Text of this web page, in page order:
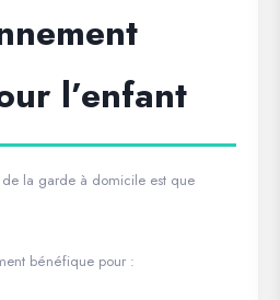
l’enfant
de la garde à domicile est que
bénéfique pour :